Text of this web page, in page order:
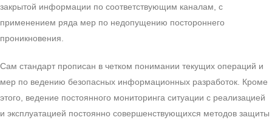
закрытой информации по соответствующим каналам, с
применением ряда мер по недопущению постороннего
проникновения.
Сам стандарт прописан в четком понимании текущих операций и
мер по ведению безопасных информационных разработок. Кроме
этого, ведение постоянного мониторинга ситуации с реализацией
и эксплуатацией постоянно совершенствующихся методов защиты